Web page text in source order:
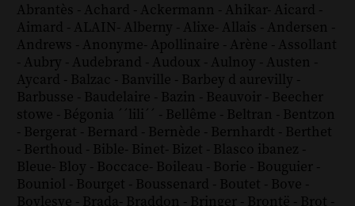
Abrantès - Achard - Ackermann - Ahikar- Aicard -
Aimard - ALAIN- Alberny - Alixe- Allais - Andersen -
Andrews - Anonyme- Apollinaire - Arène - Assollant
- Aubry - Audebrand - Audoux - Aulnoy - Austen -
Aycard - Balzac - Banville - Barbey d aurevilly -
Barbusse - Baudelaire - Bazin - Beauvoir - Beecher
stowe - Bégonia ´´lili´´ - Bellême - Beltran - Bentzon
- Bergerat - Bernard - Bernède - Bernhardt - Berthet
- Berthoud - Bible- Binet- Bizet - Blasco ibanez -
Bleue- Bloy - Boccace- Boileau - Borie - Bouguier -
Bouniol - Bourget - Boussenard - Boutet - Bove -
Boylesve - Brada- Braddon - Bringer - Brontë - Brot -